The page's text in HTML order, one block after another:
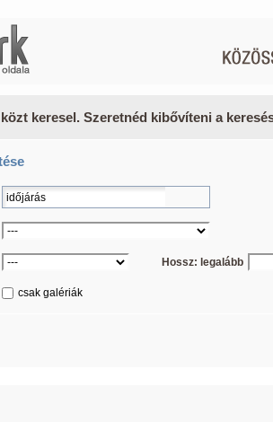
keresel. Szeretnéd kibővíteni a
Hossz: legalább
csak galériák